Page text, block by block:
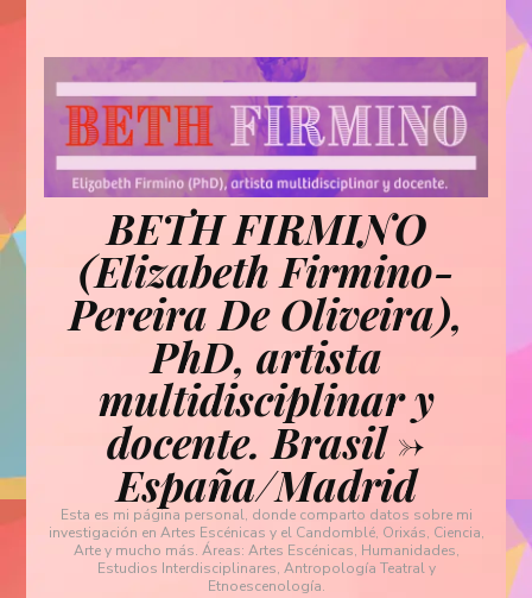
BETH FIRMINO
(Elizabeth Firmino-
Pereira De Oliveira),
PhD, artista
multidisciplinar y
docente. Brasil ->
España/Madrid
Esta es mi página personal, donde comparto datos sobre mi
investigación en Artes Escénicas y el Candomblé, Orixás, Ciencia,
Arte y mucho más. Áreas: Artes Escénicas, Humanidades,
Estudios Interdisciplinares, Antropología Teatral y
Etnoescenología.